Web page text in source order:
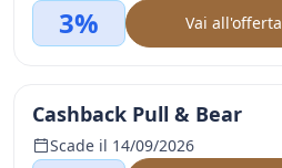
3% Vai all'offerta
Cashback Pull & Bear
Scade il 14/09/2026